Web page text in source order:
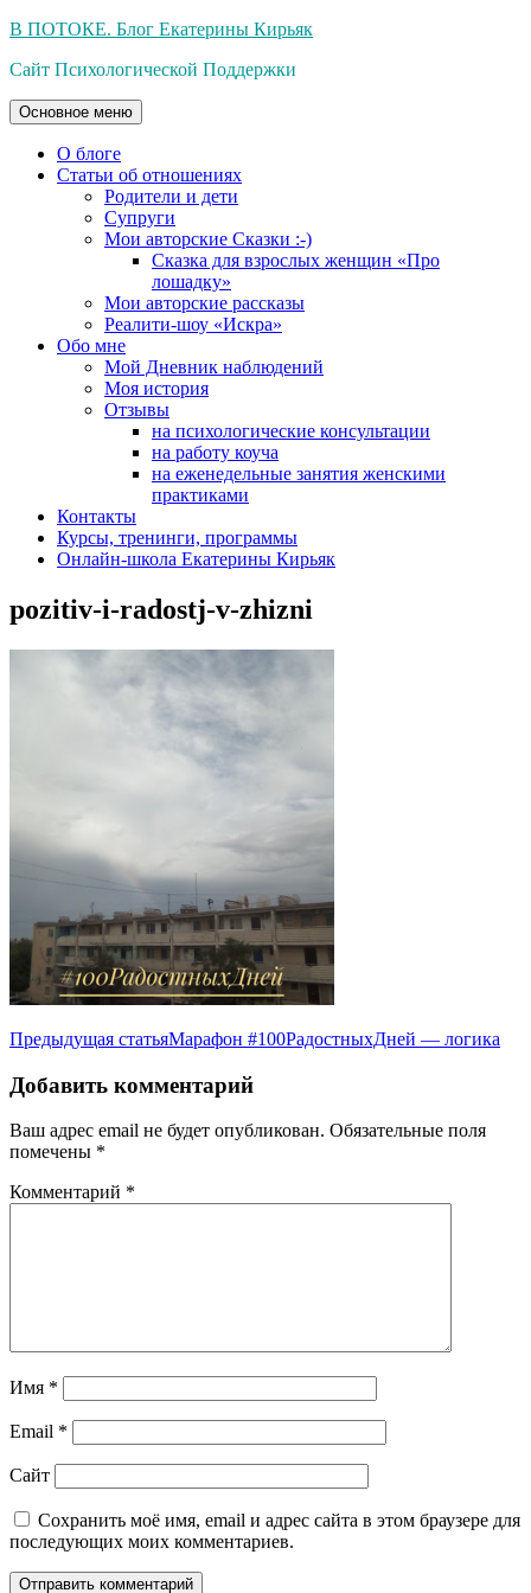
Перейти
содержимому
В ПОТОКЕ. Блог Екатерины Кирьяк
Сайт Психологической Поддержки
Основное меню
О блоге
Статьи об отношениях
Родители и дети
Супруги
Мои авторские Сказки :-)
Сказка для взрослых женщин «Про
лошадку»
Мои авторские рассказы
Реалити-шоу «Искра»
Обо мне
Мой Дневник наблюдений
Моя история
Отзывы
на психологические консультации
на работу коуча
на еженедельные занятия женскими
практиками
Контакты
Курсы, тренинги, программы
Онлайн-школа Екатерины Кирьяк
pozitiv-i-radostj-v-zhizni
Навигация
по
записям
Предыдущая статьяМарафон #100РадостныхДней — логика
Добавить комментарий
Ваш адрес email не будет опубликован. Обязательные поля
помечены *
Комментарий *
Имя *
Email *
Сайт
Сохранить моё имя, email и адрес сайта в этом браузере для
последующих моих комментариев.